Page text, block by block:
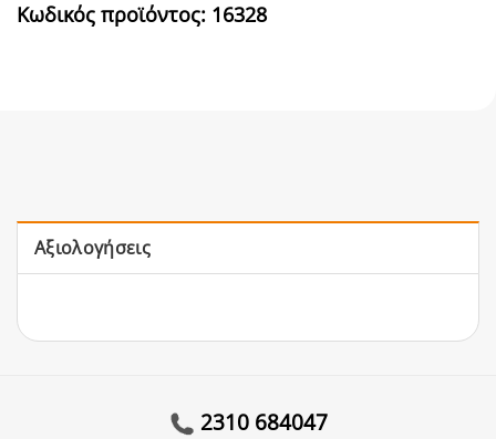
Κωδικός προϊόντος: 16328
Αξιολογήσεις
2310 684047